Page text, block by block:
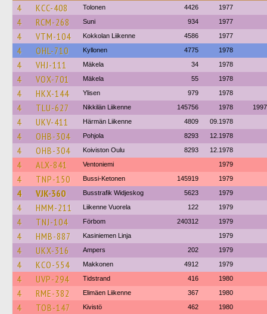
4 KCC-408 Tolonen 4426 1977
4 RCM-268 Suni 934 1977
4 VTM-104 Kokkolan Liikenne 4586 1977
4 OHL-710 Kyllonen 4775 1978
4 VHJ-111 Mäkela 34 1978
4 VOX-701 Mäkela 55 1978
4 HKX-144 Ylisen 979 1978
4 TLU-627 Nikkilän Liikenne 145756 1978 1997
4 UKV-411 Härmän Liikenne 4809 09.1978
4 OHB-304 Pohjola 8293 12.1978
4 OHB-304 Koiviston Oulu 8293 12.1978
4 ALX-841 Ventoniemi 1979
4 TNP-150 Bussi-Ketonen 145919 1979
4 VJK-360 Busstrafik Widjeskog 5623 1979
4 HMM-211 Liikenne Vuorela 122 1979
4 TNJ-104 Förbom 240312 1979
4 HMB-887 Kasiniemen Linja 1979
4 UKX-316 Ampers 202 1979
4 KCO-554 Makkonen 4912 1979
4 UVP-294 Tidstrand 416 1980
4 RME-382 Elimäen Liikenne 367 1980
4 TOB-147 Kivistö 462 1980